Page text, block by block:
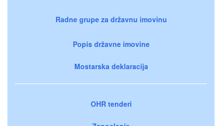
Radne grupe za državnu imovinu
Popis državne imovine
Mostarska deklaracija
OHR tenderi